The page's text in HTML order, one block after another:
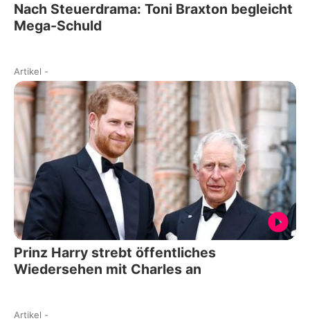
Nach Steuerdrama: Toni Braxton begleicht
Mega-Schuld
Artikel -
Prinz Harry strebt öffentliches
Wiedersehen mit Charles an
Artikel -